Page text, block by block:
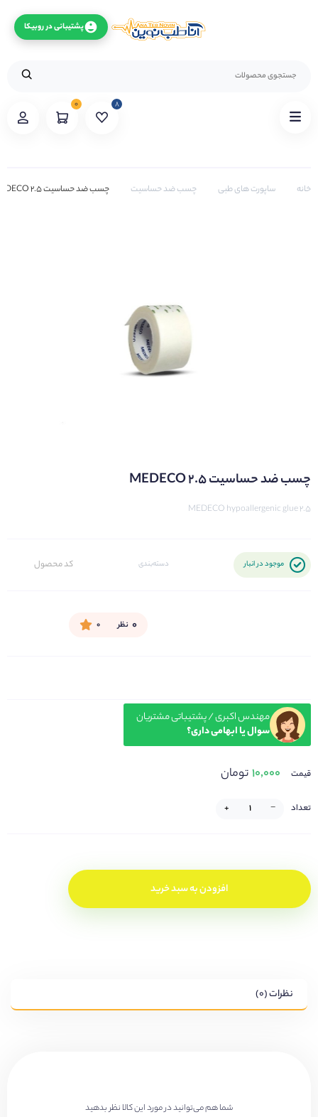
۰ ۸
خانه ساپورت های طبی چسب ضد حساسیت چسب ضد حساسیت 2.5 MEDECO
چسب ضد حساسیت 2.5 MEDECO
2.5 MEDECO hypoallergenic glue
موجود در انبار دسته‌بندی کد محصول
۰ نظر ۰
مهندس اکبری / پشتیباتی مشتریان
سوال یا ابهامی داری؟
قیمت ۱۰,۰۰۰تومان
تعداد −
+
افزودن به سبد خرید
نظرات (۰)
شما هم می‌توانید در مورد این کالا نظر بدهید
پشتیبانی در روبیکا